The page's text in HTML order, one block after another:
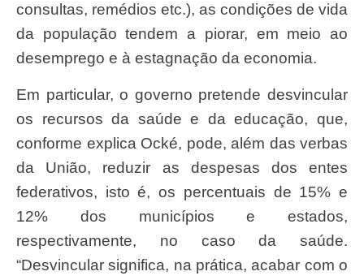
consultas, remédios etc.), as condições de vida
da população tendem a piorar, em meio ao
desemprego e à estagnação da economia.
Em particular, o governo pretende desvincular
os recursos da saúde e da educação, que,
conforme explica Ocké, pode, além das verbas
da União, reduzir as despesas dos entes
federativos, isto é, os percentuais de 15% e
12% dos municípios e estados,
respectivamente, no caso da saúde.
“Desvincular significa, na prática, acabar com o